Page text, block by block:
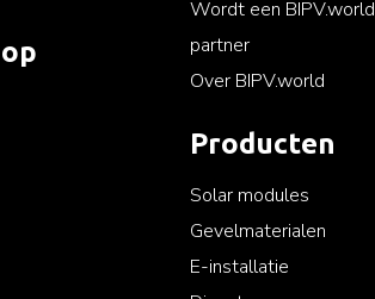
Wordt een BIPV.world
partner
Over BIPV.world
Producten
Solar modules
Gevelmaterialen
E-installatie